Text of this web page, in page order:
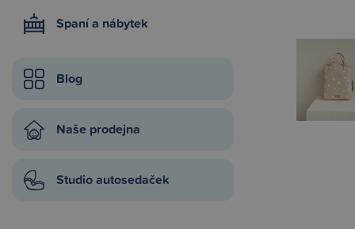
Spaní a nábytek
Blog
Naše prodejna
Studio autosedaček